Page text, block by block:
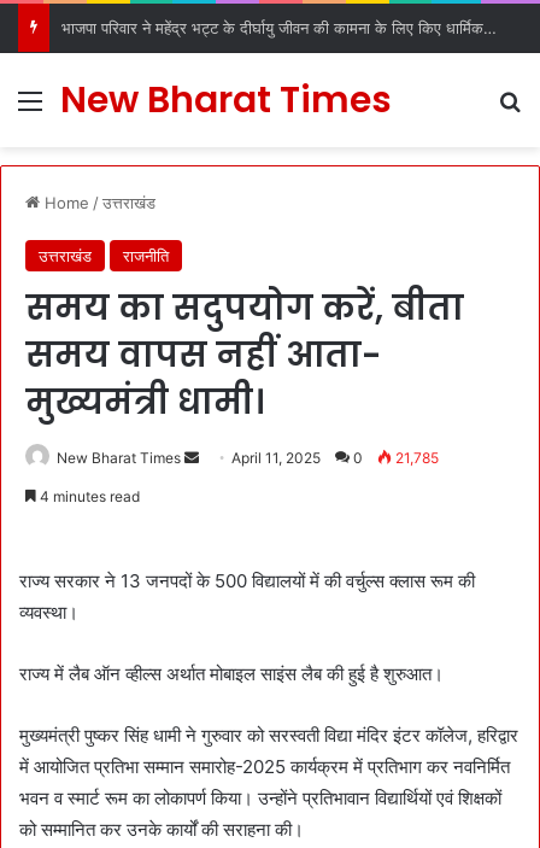
डीएल रोड रविदास मंदिर में स्थापित हुआ पावन कलश, देहरादून में श्रद्धा और उत्साह के साथ हुआ स्वागत
Menu
New Bharat Times
Home /उत्तराखंड
उत्तराखंड राजनीति
समय का सदुपयोग करें, बीता
समय वापस नहीं आता-
मुख्यमंत्री धामी।
New Bharat Times
a
April 11, 2025 0 21,785
4 minutes read
राज्य सरकार ने 13 जनपदों के 500 विद्यालयों में की वर्चुल्स क्लास रूम की
व्यवस्था।
राज्य में लैब ऑन व्हील्स अर्थात मोबाइल साइंस लैब की हुई है शुरुआत।
मुख्यमंत्री पुष्कर सिंह धामी ने गुरुवार को सरस्वती विद्या मंदिर इंटर कॉलेज, हरिद्वार
में आयोजित प्रतिभा सम्मान समारोह-2025 कार्यक्रम में प्रतिभाग कर नवनिर्मित
भवन व स्मार्ट रूम का लोकापर्ण किया। उन्होंने प्रतिभावान विद्यार्थियों एवं शिक्षकों
को सम्मानित कर उनके कार्यों की सराहना की।